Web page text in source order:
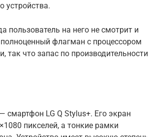
устройства.
пользователь на него не смотрит и
флагман с процессором
так что запас по производительности
смартфон LG Q Stylus+. Его экран
пикселей, а тонкие рамки